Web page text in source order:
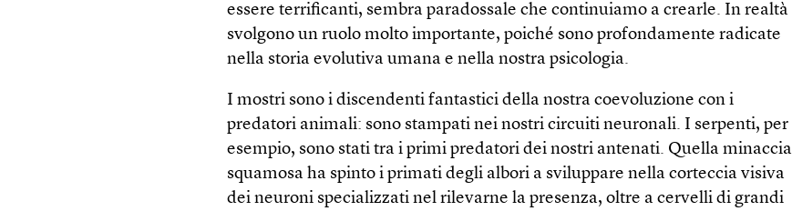
essere terrificanti, sembra paradossale che continuiamo a crearle. In realtà
svolgono un ruolo molto importante, poiché sono profondamente radicate
nella storia evolutiva umana e nella nostra psicologia.
I mostri sono i discendenti fantastici della nostra coevoluzione con i
predatori animali: sono stampati nei nostri circuiti neuronali. I serpenti, per
esempio, sono stati tra i primi predatori dei nostri antenati. Quella minaccia
squamosa ha spinto i primati degli albori a sviluppare nella corteccia visiva
dei neuroni specializzati nel rilevarne la presenza, oltre a cervelli di grandi